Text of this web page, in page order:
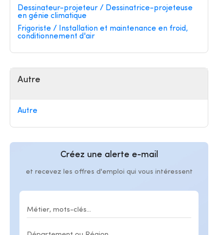
Dessinateur-projeteur / Dessinatrice-projeteuse
en génie climatique
Frigoriste / Installation et maintenance en froid,
conditionnement d'air
Autre
Autre
Créez une alerte e-mail
et recevez les offres d'emploi qui vous intéressent